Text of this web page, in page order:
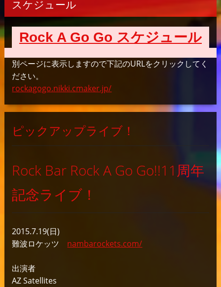
スケジュール
Rock A Go Go スケジュール
別ページに表示しますので下記のURLをクリックしてく
ださい。
rockagogo.nikki.cmaker.jp/
ピックアップライブ！
Rock Bar Rock A Go Go!!11周年
記念ライブ！
2015.7.19(日)
難波ロケッツ nambarockets.com/
出演者
AZ Satellites